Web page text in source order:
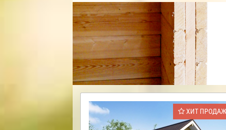
ХИТ ПРОДАЖ